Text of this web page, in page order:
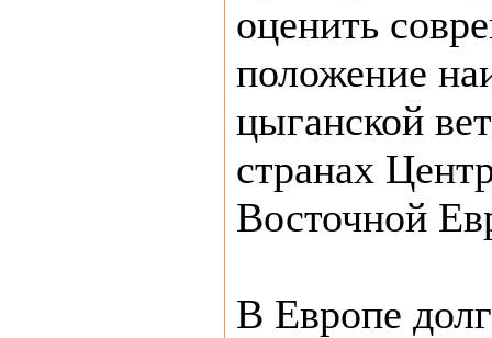
оценить
положение
цыганской
странах
Восточной
В Европе